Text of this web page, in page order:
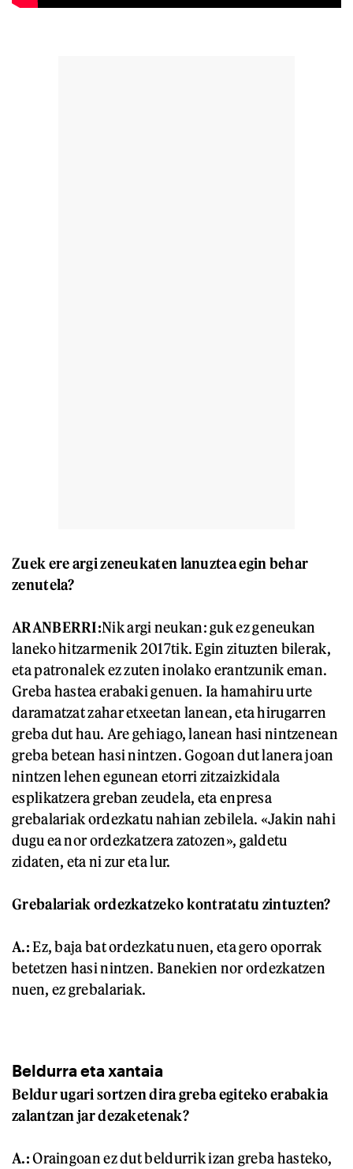
Zuek ere argi zeneukaten lanuztea egin behar
zenutela?
ARANBERRI:Nik argi neukan: guk ez geneukan
laneko hitzarmenik 2017tik. Egin zituzten bilerak,
eta patronalek ez zuten inolako erantzunik eman.
Greba hastea erabaki genuen. Ia hamahiru urte
daramatzat zahar etxeetan lanean, eta hirugarren
greba dut hau. Are gehiago, lanean hasi nintzenean
greba betean hasi nintzen. Gogoan dut lanera joan
nintzen lehen egunean etorri zitzaizkidala
esplikatzera greban zeudela, eta enpresa
grebalariak ordezkatu nahian zebilela. «Jakin nahi
dugu ea nor ordezkatzera zatozen», galdetu
zidaten, eta ni zur eta lur.
Grebalariak ordezkatzeko kontratatu zintuzten?
A.:Ez, baja bat ordezkatu nuen, eta gero oporrak
betetzen hasi nintzen. Banekien nor ordezkatzen
nuen, ez grebalariak.
Beldurra eta xantaia
Beldur ugari sortzen dira greba egiteko erabakia
zalantzan jar dezaketenak?
A.:Oraingoan ez dut beldurrik izan greba hasteko,